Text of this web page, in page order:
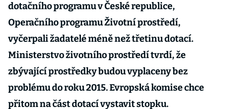
dotačního programu v České republice,
Operačního programu Životní prostředí,
vyčerpali žadatelé méně než třetinu dotací.
Ministerstvo životního prostředí tvrdí, že
zbývající prostředky budou vyplaceny bez
problému do roku 2015. Evropská komise chce
přitom na část dotací vystavit stopku.